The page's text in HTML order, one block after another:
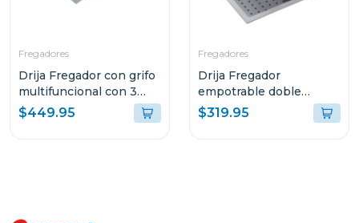
Fregadores
Drija Fregador con grifo
multifuncional con 3
modos en acero
inoxidable de 75cm
$449.95
Fregadores
Drija Fregador
empotrable doble
funcion agua fria y
caliente 84cm siena
$319.95